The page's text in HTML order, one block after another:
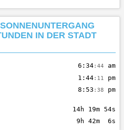
IN DER STADT
6:34:44
am
1:44:11
pm
8:53 :38 pm
14h 19m 54s
9h 42m 6s